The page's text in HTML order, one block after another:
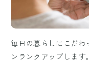
毎日の暮らしにこだわ
ンランクアップします。